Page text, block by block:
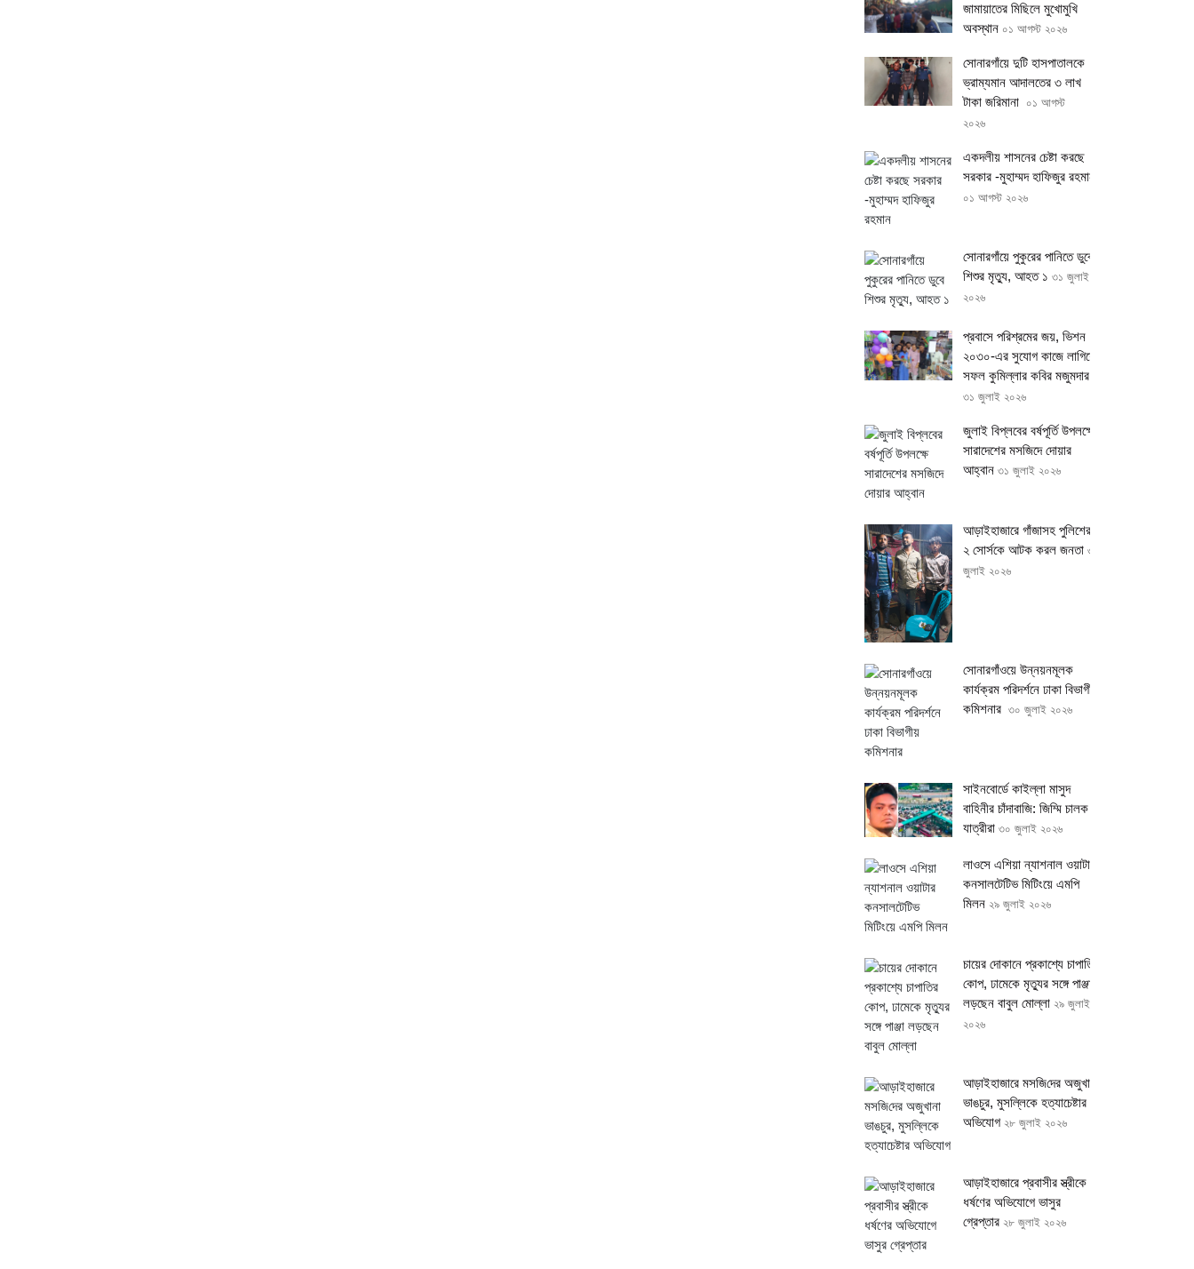
জামায়াতের মিছিলে মুখোমুখি
অবস্থান ০১ আগস্ট ২০২৬
সোনারগাঁয়ে দুটি হাসপাতালকে
ভ্রাম্যমান আদালতের ৩ লাখ
টাকা জরিমানা ০১ আগস্ট
২০২৬
একদলীয় শাসনের চেষ্টা করছে
সরকার -মুহাম্মদ হাফিজুর রহমান
০১ আগস্ট ২০২৬
সোনারগাঁয়ে পুকুরের পানিতে ডুবে
শিশুর মৃত্যু, আহত ১৩১ জুলাই
২০২৬
প্রবাসে পরিশ্রমের জয়, ভিশন
২০৩০-এর সুযোগ কাজে লাগিয়ে
সফল কুমিল্লার কবির মজুমদার
৩১ জুলাই ২০২৬
জুলাই বিপ্লবের বর্ষপূর্তি উপলক্ষে
সারাদেশের মসজিদে দোয়ার
আহ্বান৩১ জুলাই ২০২৬
আড়াইহাজারে গাঁজাসহ পুলিশের
২ সোর্সকে আটক করল জনতা৩১
জুলাই ২০২৬
সোনারগাঁওয়ে উন্নয়নমূলক
কার্যক্রম পরিদর্শনে ঢাকা বিভাগীয়
কমিশনার৩০ জুলাই ২০২৬
সাইনবোর্ডে কাইল্লা মাসুদ
বাহিনীর চাঁদাবাজি: জিম্মি চালক ও
যাত্রীরা৩০ জুলাই ২০২৬
লাওসে এশিয়া ন্যাশনাল ওয়াটার
কনসালটেটিভ মিটিংয়ে এমপি
মিলন২৯ জুলাই ২০২৬
চায়ের দোকানে প্রকাশ্যে চাপাতির
কোপ, ঢামেকে মৃত্যুর সঙ্গে পাঞ্জা
লড়ছেন বাবুল মোল্লা২৯ জুলাই
২০২৬
আড়াইহাজারে মস‌জি‌দের অজুখানা
ভাঙচুর, মুসল্লিকে হত্যাচেষ্টার
অভিযোগ২৮ জুলাই ২০২৬
আড়াইহাজারে প্রবাসীর স্ত্রীকে
ধর্ষণের অভিযোগে ভাসুর
গ্রেপ্তার২৮ জুলাই ২০২৬